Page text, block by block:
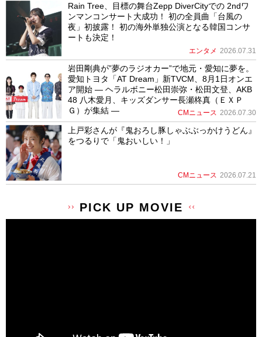
Rain Tree、目標の舞台Zepp DiverCityでの 2ndワ
ンマンコンサート大成功！ 初の全員曲「台風の
夜」初披露！ 初の海外単独公演となる韓国コンサ
ートも決定！
エンタメ 2026.07.31
岩田剛典が”夢のラジオカー”で地元・愛知に夢を。
愛知トヨタ「AT Dream」新TVCM、8月1日オンエ
ア開始 ― ヘラルボニー松田崇弥・松田文登、AKB
48 八木愛月、キッズダンサー長瀬柊真（ＥＸＰ
Ｇ）が集結 ―
CMニュース 2026.07.30
上戸彩さんが『鬼おろし豚しゃぶぶっかけうどん』
をつるりで「鬼おいしい！」
CMニュース 2026.07.21
PICK UP MOVIE